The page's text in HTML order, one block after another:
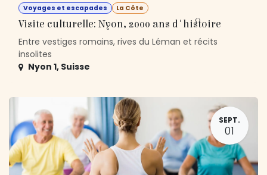
Voyages et escapades La Côte
Visite culturelle: Nyon, 2000 ans d'histoire
Entre vestiges romains, rives du Léman et récits
insolites
Nyon 1, Suisse
SEPT.
01